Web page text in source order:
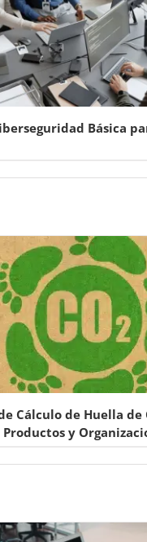
Básica
Cálculo de Huella de
Productos y